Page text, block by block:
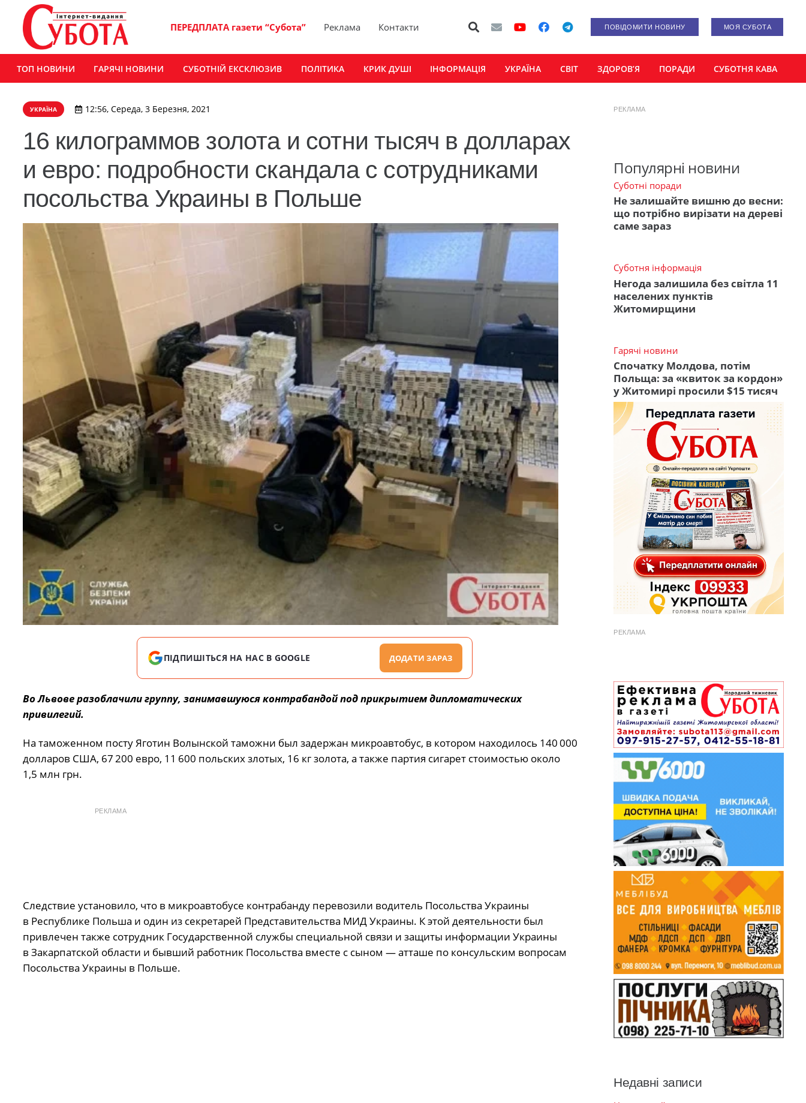
ПЕРЕДПЛАТА газети “Субота” Реклама Контакти ПОВІДОМИТИ НОВИНУ МОЯ СУБОТА
ТОП НОВИНИ ГАРЯЧІ НОВИНИ СУБОТНІЙ ЕКСКЛЮЗИВ ПОЛІТИКА КРИК ДУШІ ІНФОРМАЦІЯ УКРАЇНА СВІТ ЗДОРОВ’Я ПОРАДИ СУБОТНЯ КАВА
УКРАЇНА 12:56, Середа, 3 Березня, 2021
16 килограммов золота и сотни тысяч в долларах
и евро: подробности скандала с сотрудниками
посольства Украины в Польше
ПІДПИШІТЬСЯ НА НАС В GOOGLE ДОДАТИ ЗАРАЗ
Во Львове разоблачили группу, занимавшуюся контрабандой под прикрытием дипломатических
привилегий.
На таможенном посту Яготин Волынской таможни был задержан микроавтобус, в котором находилось 140 000
долларов США, 67 200 евро, 11 600 польских злотых, 16 кг золота, а также партия сигарет стоимостью около
1,5 млн грн.
РЕКЛАМА
Следствие установило, что в микроавтобусе контрабанду перевозили водитель Посольства Украины
в Республике Польша и один из секретарей Представительства МИД Украины. К этой деятельности был
привлечен также сотрудник Государственной службы специальной связи и защиты информации Украины
в Закарпатской области и бывший работник Посольства вместе с сыном — атташе по консульским вопросам
Посольства Украины в Польше.
РЕКЛАМА
Популярні новини
Суботні поради
Не залишайте вишню до весни:
що потрібно вирізати на дереві
саме зараз
Суботня інформація
Негода залишила без світла 11
населених пунктів
Житомирщини
Гарячі новини
Спочатку Молдова, потім
Польща: за «квиток за кордон»
у Житомирі просили $15 тисяч
РЕКЛАМА
Недавні записи